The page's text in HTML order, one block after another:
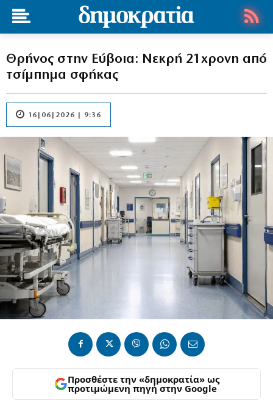
Θρήνος στην Εύβοια: Νεκρή 21χρονη από
τσίμπημα σφήκας
16|06|2026 | 9:36
Προσθέστε την «δημοκρατία» ως
προτιμώμενη πηγή στην Google